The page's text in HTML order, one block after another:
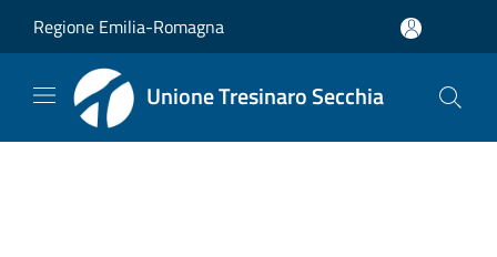
Regione Emilia-Romagna
Unione Tresinaro Secchia